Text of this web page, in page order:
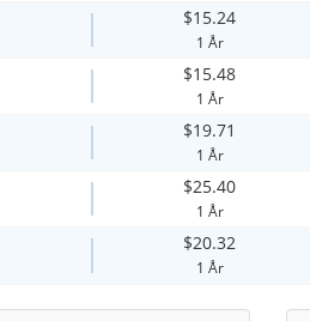
$15.24
1 År
$15.48
1 År
$19.71
1 År
$25.40
1 År
$20.32
1 År